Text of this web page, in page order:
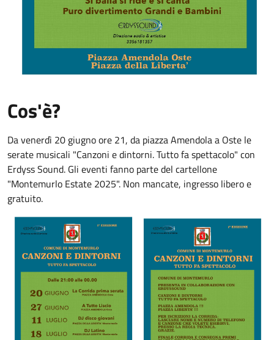
Cos'è?
Davenerdì 20 giugno ore 21, da piazza Amendola a Oste le
serate musicali "Canzoni e dintorni. Tutto fa spettacolo" con
Erdyss Sound. Gli eventi fanno parte del cartellone
"Montemurlo Estate 2025". Non mancate, ingresso libero e
gratuito.